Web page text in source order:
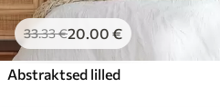
33.33€20.00 €
Abstraktsed lilled